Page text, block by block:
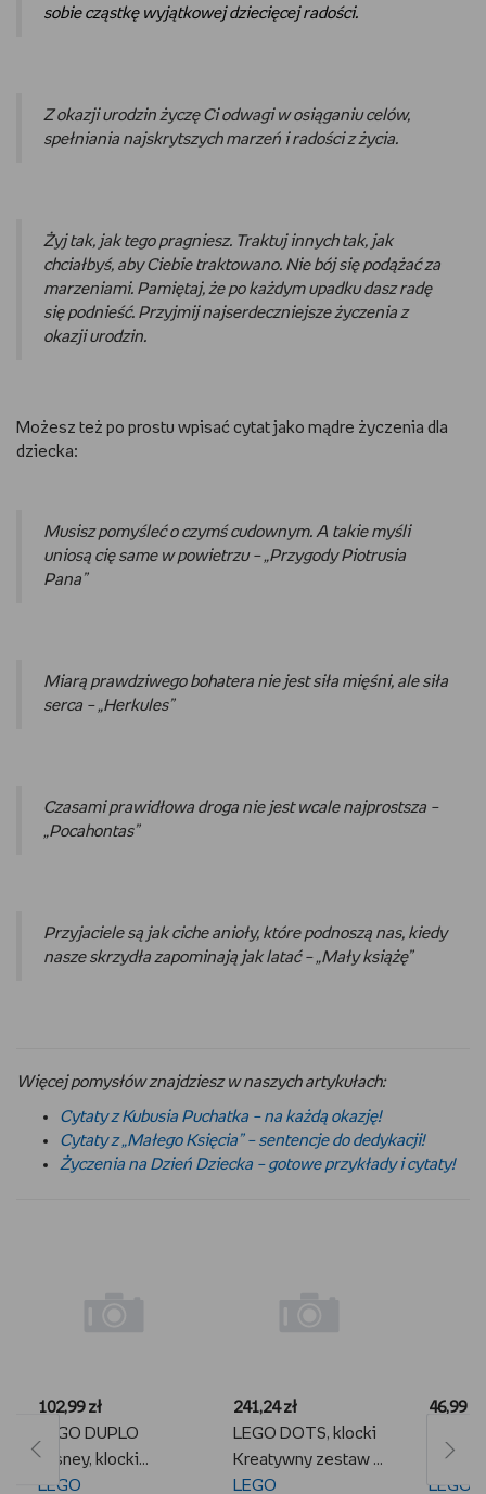
sobie cząstkę wyjątkowej dziecięcej radości.
Z okazji urodzin życzę Ci odwagi w osiąganiu celów,
spełniania najskrytszych marzeń i radości z życia.
Żyj tak, jak tego pragniesz. Traktuj innych tak, jak
chciałbyś, aby Ciebie traktowano. Nie bój się podążać za
marzeniami. Pamiętaj, że po każdym upadku dasz radę
się podnieść. Przyjmij najserdeczniejsze życzenia z
okazji urodzin.
Możesz też po prostu wpisać cytat jako mądre życzenia dla
dziecka:
Musisz pomyśleć o czymś cudownym. A takie myśli
uniosą cię same w powietrzu – „Przygody Piotrusia
Pana”
Miarą prawdziwego bohatera nie jest siła mięśni, ale siła
serca – „Herkules”
Czasami prawidłowa droga nie jest wcale najprostsza –
„Pocahontas”
Przyjaciele są jak ciche anioły, które podnoszą nas, kiedy
nasze skrzydła zapominają jak latać – „Mały książę”
Więcej pomysłów znajdziesz w naszych artykułach:
Cytaty z Kubusia Puchatka – na każdą okazję!
Cytaty z „Małego Księcia” – sentencje do dedykacji!
Życzenia na Dzień Dziecka – gotowe przykłady i cytaty!
LEGO DUPLO
Disney, klocki
Urodzinowy pociąg
LEGO
102,99 zł
LEGO DOTS, klocki
Kreatywny zestaw z
tortem, 41926
LEGO
241,24 zł
klocki,
LEGO
46,99 zł